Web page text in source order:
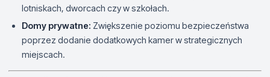
lotniskach, dworcach czy w szkołach.
Domy prywatne: Zwiększenie poziomu bezpieczeństwa
poprzez dodanie dodatkowych kamer w strategicznych
miejscach.